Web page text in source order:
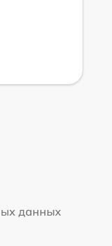
данных